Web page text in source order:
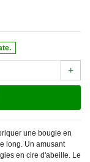
+
une bougie en
long. Un amusant
en cire d'abeille. Le